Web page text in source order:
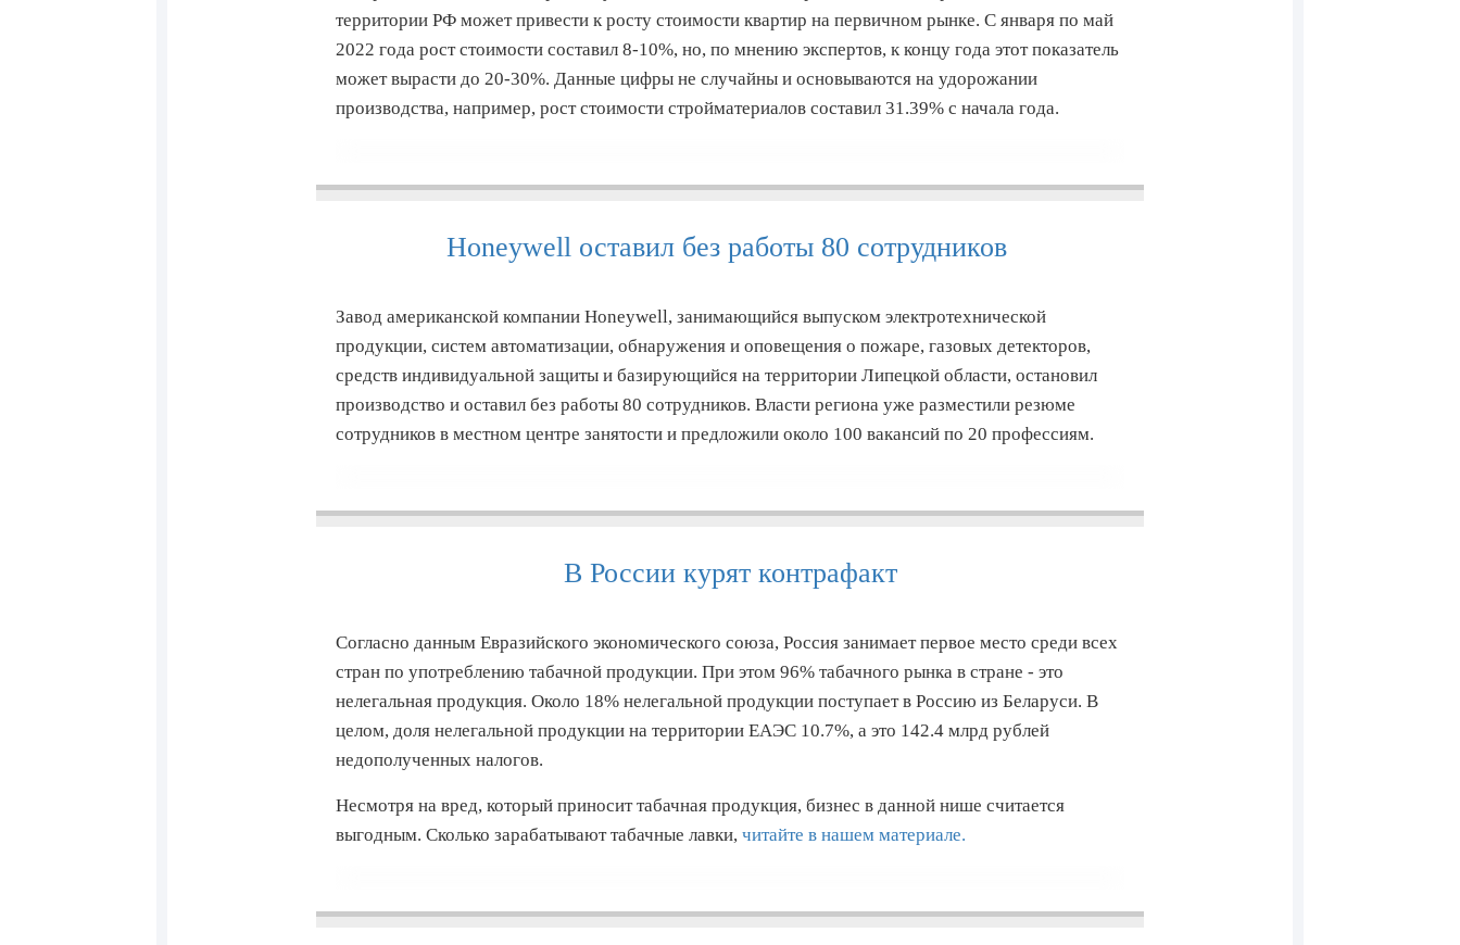
территории РФ может привести к росту стоимости квартир на первичном рынке. С января по май
2022 года рост стоимости составил 8-10%, но, по мнению экспертов, к концу года этот показатель
может вырасти до 20-30%. Данные цифры не случайны и основываются на удорожании
производства, например, рост стоимости стройматериалов составил 31.39% с начала года.
Honeywell оставил без работы 80 сотрудников
Завод американской компании Honeywell, занимающийся выпуском электротехнической
продукции, систем автоматизации, обнаружения и оповещения о пожаре, газовых детекторов,
средств индивидуальной защиты и базирующийся на территории Липецкой области, остановил
производство и оставил без работы 80 сотрудников. Власти региона уже разместили резюме
сотрудников в местном центре занятости и предложили около 100 вакансий по 20 профессиям.
В России курят контрафакт
Согласно данным Евразийского экономического союза, Россия занимает первое место среди всех
стран по употреблению табачной продукции. При этом 96% табачного рынка в стране - это
нелегальная продукция. Около 18% нелегальной продукции поступает в Россию из Беларуси. В
целом, доля нелегальной продукции на территории ЕАЭС 10.7%, а это 142.4 млрд рублей
недополученных налогов.
Несмотря на вред, который приносит табачная продукция, бизнес в данной нише считается
выгодным. Сколько зарабатывают табачные лавки, читайте в нашем материале.